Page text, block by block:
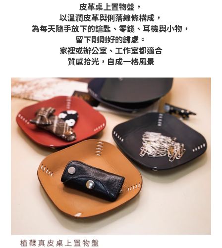
皮革桌上置物盤，
以溫潤皮革與俐落線條構成，
為每天隨手放下的鑰匙、零錢、耳機與小物，
留下剛剛好的歸處。
家裡或辦公室、工作室都適合
質感拾光，自成一格風景